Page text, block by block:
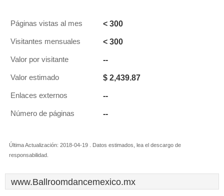
Páginas vistas al mes < 300
Visitantes mensuales < 300
Valor por visitante --
Valor estimado $ 2,439.87
Enlaces externos --
Número de páginas --
Última Actualización: 2018-04-19 . Datos estimados, lea el descargo de
responsabilidad.
www.Ballroomdancemexico.mx